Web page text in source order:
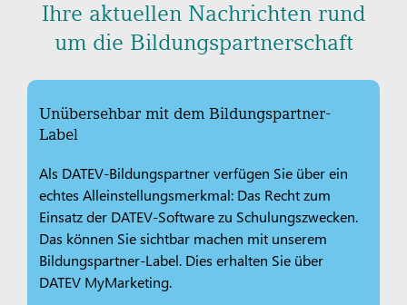
Ihre aktuellen Nachrichten rund
um die Bildungspartnerschaft
Unübersehbar mit dem Bildungspartner-
Label
Als DATEV-Bildungspartner verfügen Sie über ein
echtes Alleinstellungsmerkmal: Das Recht zum
Einsatz der DATEV-Software zu Schulungszwecken.
Das können Sie sichtbar machen mit unserem
Bildungspartner-Label. Dies erhalten Sie über
DATEV MyMarketing.